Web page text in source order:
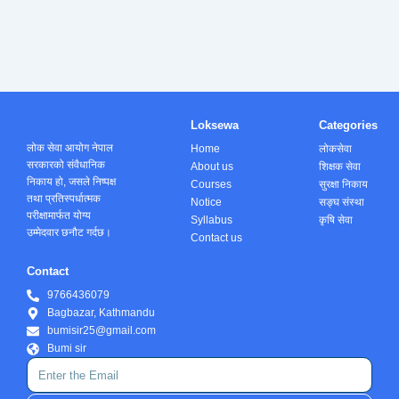
लोक सेवा आयोग नेपाल
सरकारको संवैधानिक
निकाय हो, जसले निष्पक्ष
तथा प्रतिस्पर्धात्मक
परीक्षामार्फत योग्य
उम्मेदवार छनौट गर्दछ।
Loksewa
Home
About us
Courses
Notice
Syllabus
Contact us
Categories
लोकसेवा
शिक्षक सेवा
सुरक्षा निकाय
सङ्घ संस्था
कृषि सेवा
Contact
9766436079
Bagbazar, Kathmandu
bumisir25@gmail.com
Bumi sir